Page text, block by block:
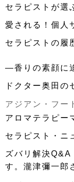
セラピストが
愛される！個人
セラピストの履
―香りの素顔
ドクター奥田の
アジアン・フ
アロマテラピ
セラピスト・ニ
ズバリ解決
す。瀧津彌一郎